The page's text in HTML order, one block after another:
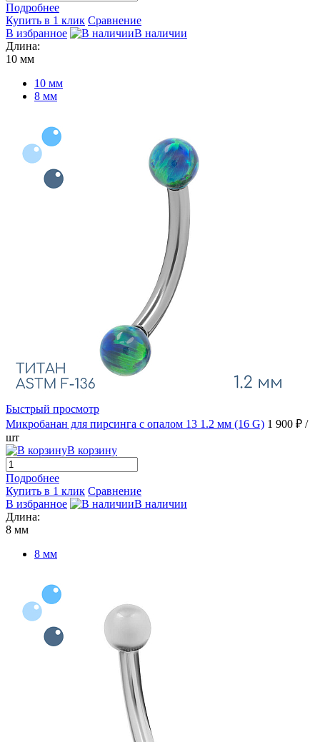
Подробнее
Купить в 1 клик Сравнение
В избранное
В наличии
Длина:
10 мм
10 мм
8 мм
Быстрый просмотр
Микробанан для пирсинга с опалом 13 1.2 мм (16 G) 1 900 ₽ /
шт
В корзину
Подробнее
Купить в 1 клик Сравнение
В избранное
В наличии
Длина:
8 мм
8 мм